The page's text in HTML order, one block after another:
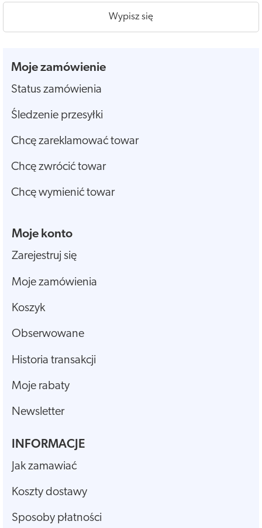
Wypisz się
Moje zamówienie
Status zamówienia
Śledzenie przesyłki
Chcę zareklamować towar
Chcę zwrócić towar
Chcę wymienić towar
Moje konto
Zarejestruj się
Moje zamówienia
Koszyk
Obserwowane
Historia transakcji
Moje rabaty
Newsletter
INFORMACJE
Jak zamawiać
Koszty dostawy
Sposoby płatności